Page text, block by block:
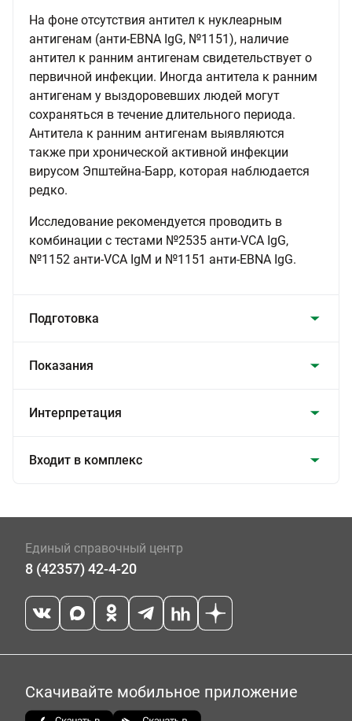
На фоне отсутствия антител к нуклеарным
антигенам (анти-EBNA IgG, №1151), наличие
антител к ранним антигенам свидетельствует о
первичной инфекции. Иногда антитела к ранним
антигенам у выздоровевших людей могут
сохраняться в течение длительного периода.
Антитела к ранним антигенам выявляются
также при хронической активной инфекции
вирусом Эпштейна-Барр, которая наблюдается
редко.
Исследование рекомендуется проводить в
комбинации с тестами №2535 анти-VCA IgG,
№1152 анти-VCA IgM и №1151 анти-EBNA IgG.
Подготовка
Показания
Интерпретация
Входит в комплекс
Единый справочный центр
8 (42357) 42-4-20
Скачивайте мобильное приложение